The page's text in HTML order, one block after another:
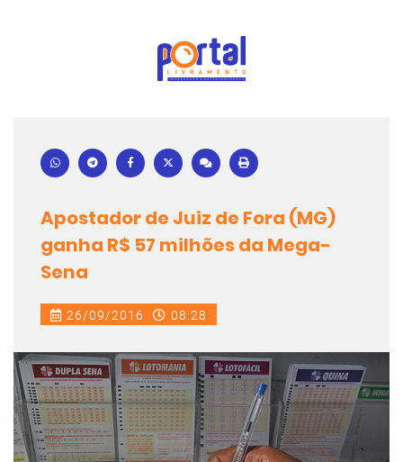
Apostador de Juiz de Fora (MG)
ganha R$ 57 milhões da Mega-
Sena
26/09/2016 08:28